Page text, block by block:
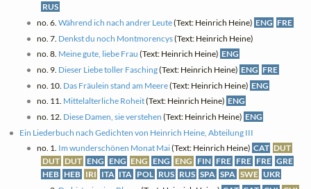
RUS
no. 6. Während ich nach andrer Leute(Text: Heinrich Heine) ENG FRE
no. 7. Denkst du noch Montmorencys(Text: Heinrich Heine)
no. 8. Meine gute, liebe Frau (Text: Heinrich Heine) ENG
no. 9. Dieser Liebe toller Fasching(Text: Heinrich Heine) ENG FRE
no. 10. Das Fräulein stand am Meere(Text: Heinrich Heine) ENG
no. 11. Mittelalterliche Roheit(Text: Heinrich Heine) ENG
no. 12. Diese Damen, sie verstehen (Text: Heinrich Heine) ENG
Ein Liederbuch nach Gedichten von Heinrich Heine, Abteilung III
no. 1. Im wunderschönen Monat Mai(Text: Heinrich Heine) CAT DUT
DUT DUT ENG ENG ENG ENG ENG FIN FRE FRE FRE GRE
HEB HEB IRI ITA ITA POL RUS RUS SPA SPA SWE UKR